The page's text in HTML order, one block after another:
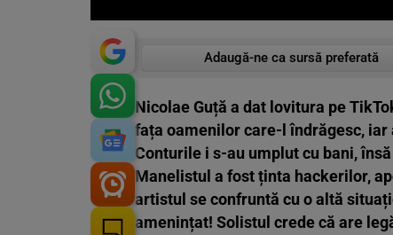
Adaugă-ne ca sursă preferată
Nicolae Guță a dat lovitura pe
fața oamenilor care-l îndrăgesc,
Conturile i s-au umplut cu bani,
Manelistul a fost ținta hackerilor,
artistul se confruntă cu o altă
amenințat! Solistul crede că are